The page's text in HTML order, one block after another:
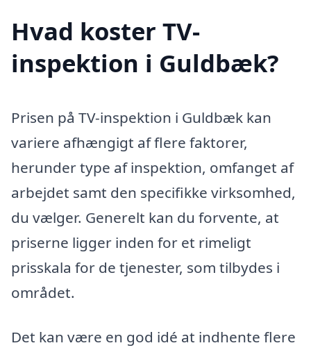
Hvad koster TV-
inspektion i Guldbæk?
Prisen på TV-inspektion i Guldbæk kan
variere afhængigt af flere faktorer,
herunder type af inspektion, omfanget af
arbejdet samt den specifikke virksomhed,
du vælger. Generelt kan du forvente, at
priserne ligger inden for et rimeligt
prisskala for de tjenester, som tilbydes i
området.
Det kan være en god idé at indhente flere